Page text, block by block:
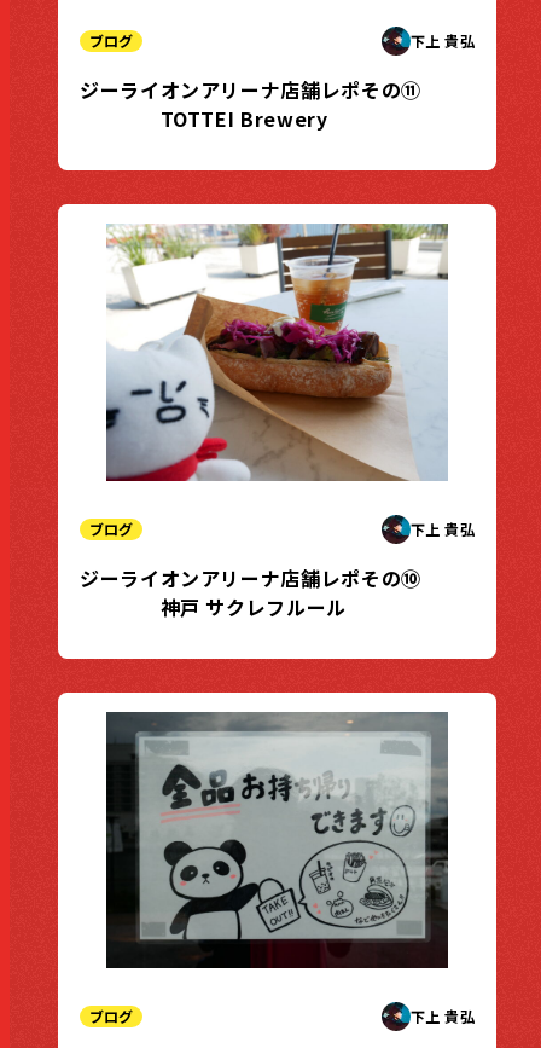
ブログ 下上 貴弘
ジーライオンアリーナ店舗レポその⑪
TOTTEI Brewery
ブログ 下上 貴弘
ジーライオンアリーナ店舗レポその⑩
神戸 サクレフルール
ブログ 下上 貴弘